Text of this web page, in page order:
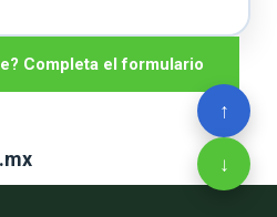
Completa el formulario
↑
↓